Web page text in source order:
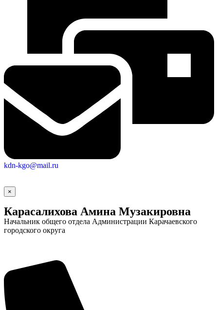
kdn-kgo@mail.ru
×
Карасалихова Амина Музакировна
Начальник общего отдела Администрации Карачаевского
городского округа